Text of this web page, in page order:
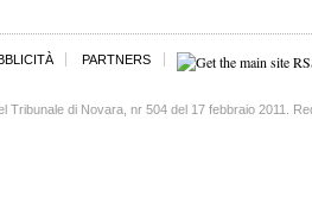
PARTNERS
Tribunale di Novara, nr 504 del 17 febbraio 2011.